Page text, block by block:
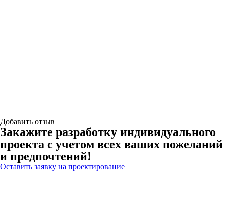
Добавить отзыв
Закажите разработку индивидуального
проекта с учетом всех ваших пожеланий
и предпочтений!
Оставить заявку на проектирование